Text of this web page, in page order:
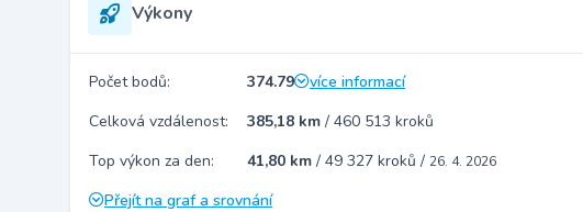
Výkony
Počet bodů: 374.79
více informací
Celková vzdálenost:
385,18 km / 460 513 kroků
Top výkon za den:
41,80 km / 49 327 kroků / 26. 4. 2026
Přejít na graf a srovnání